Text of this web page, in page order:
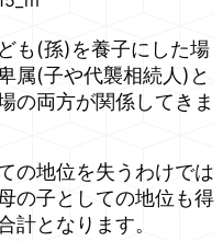
も(孫)を養子にした場
属(子や代襲相続人)と
の両方が関係してきま
の地位を失うわけでは
の子としての地位も得
計となります。